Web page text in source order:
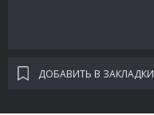
ДОБАВИТЬ В ЗАКЛАДКИ